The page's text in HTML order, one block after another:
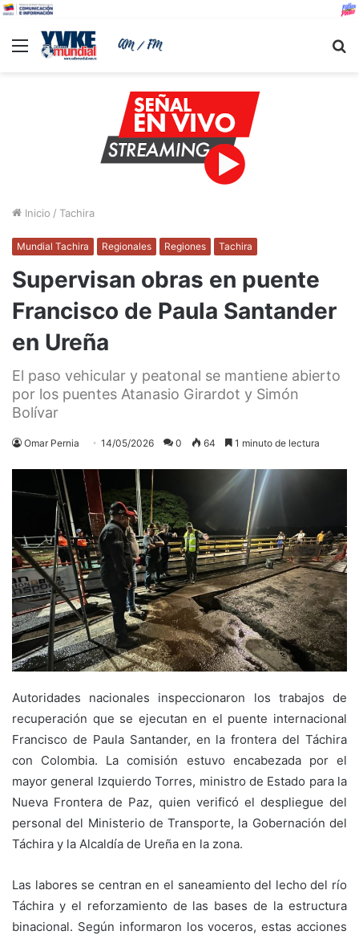
Menu
Inicio / Tachira
Mundial Tachira Regionales Regiones Tachira
Supervisan obras en puente
Francisco de Paula Santander
en Ureña
El paso vehicular y peatonal se mantiene abierto
por los puentes Atanasio Girardot y Simón
Bolívar
Omar Pernia 14/05/2026 0 64 1 minuto de lectura
Autoridades nacionales inspeccionaron los trabajos de
recuperación que se ejecutan en el puente internacional
Francisco de Paula Santander, en la frontera del Táchira
con Colombia. La comisión estuvo encabezada por el
mayor general Izquierdo Torres, ministro de Estado para la
Nueva Frontera de Paz, quien verificó el despliegue del
personal del Ministerio de Transporte, la Gobernación del
Táchira y la Alcaldía de Ureña en la zona.
Las labores se centran en el saneamiento del lecho del río
Táchira y el reforzamiento de las bases de la estructura
binacional. Según informaron los voceros, estas acciones